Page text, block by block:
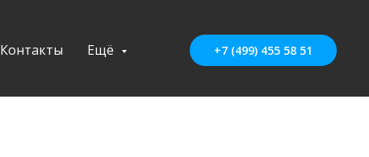
Контакты Ещё +7 (499) 455 58 51